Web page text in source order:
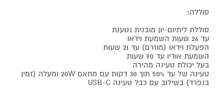
סוללה:
סוללת ליתיום-יון מובנית נטענת
עד 26 שעות השמעת וידאו
הפעלת וידאו (מוזרם) עד 21 שעות
השמעת אודיו עד 90 שעות
בעל יכולת טעינה מהירה
טעינה של עד 50% תוך 30 דקות עם מתאם 20W ומעלה (זמין
בנפרד) בשילוב עם כבל טעינה USB-C